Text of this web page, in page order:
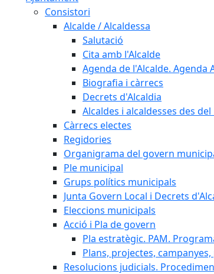
Consistori
Alcalde / Alcaldessa
Salutació
Cita amb l'Alcalde
Agenda de l'Alcalde. Agenda
Biografia i càrrecs
Decrets d'Alcaldia
Alcaldes i alcaldesses des
Càrrecs electes
Regidories
Organigrama del govern
Ple municipal
Grups polítics municipals
Junta Govern Local i Decrets
Eleccions municipals
Acció i Pla de govern
Pla estratègic. PAM.
Plans, projectes,
Resolucions judicials.